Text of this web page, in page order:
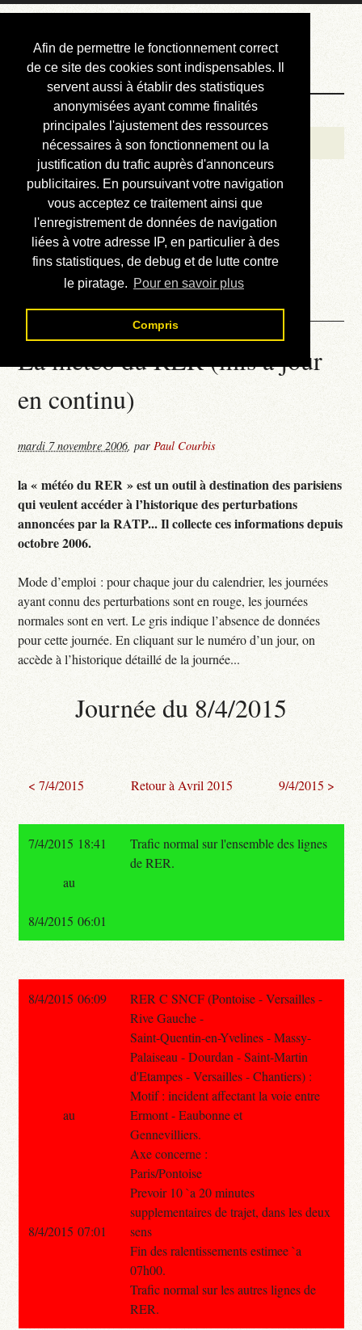
Afin de permettre le fonctionnement correct
de ce site des cookies sont indispensables. Il
servent aussi à établir des statistiques
anonymisées ayant comme finalités
principales l'ajustement des ressources
nécessaires à son fonctionnement ou la
justification du trafic auprès d'annonceurs
publicitaires. En poursuivant votre navigation
vous acceptez ce traitement ainsi que
l'enregistrement de données de navigation
liées à votre adresse IP, en particulier à des
fins statistiques, de debug et de lutte contre
le piratage. Pour en savoir plus
Compris
Courbis, « LE »
Blog Officiel
Bienvenue
Réalisations
Divers (et d’été)
Annonces
Liens externes
Téléchargement
Contact
La météo du RER (mis à jour
en continu)
mardi 7 novembre 2006,parPaul Courbis
la « météo du RER » est un outil à destination des parisiens
qui veulent accéder à l’historique des perturbations
annoncées par la RATP... Il collecte ces informations depuis
octobre 2006.
Mode d’emploi : pour chaque jour du calendrier, les journées
ayant connu des perturbations sont en rouge, les journées
normales sont en vert. Le gris indique l’absence de données
pour cette journée. En cliquant sur le numéro d’un jour, on
accède à l’historique détaillé de la journée...
Journée du 8/4/2015
< 7/4/2015 Retour à Avril 2015 9/4/2015 >
7/4/2015 18:41
Trafic normal sur l'ensemble des lignes
de RER.
au
8/4/2015 06:01
8/4/2015 06:09
RER C SNCF (Pontoise - Versailles -
Rive Gauche -
Saint-Quentin-en-Yvelines - Massy-
Palaiseau - Dourdan - Saint-Martin
d'Etampes - Versailles - Chantiers) :
Motif : incident affectant la voie entre
Ermont - Eaubonne et
Gennevilliers.
Axe concerne :
Paris/Pontoise
Prevoir 10 `a 20 minutes
supplementaires de trajet, dans les deux
sens
Fin des ralentissements estimee `a
07h00.
Trafic normal sur les autres lignes de
RER.
au
8/4/2015 07:01